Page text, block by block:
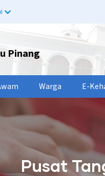
Pinang
Warga E-
Pusat